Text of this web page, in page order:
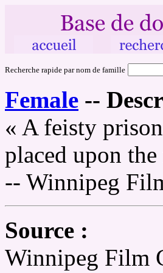
Recherche rapide par nom de famille
Female --
« A feisty
placed upon
-- Winnipeg
Source :
Winnipeg Film